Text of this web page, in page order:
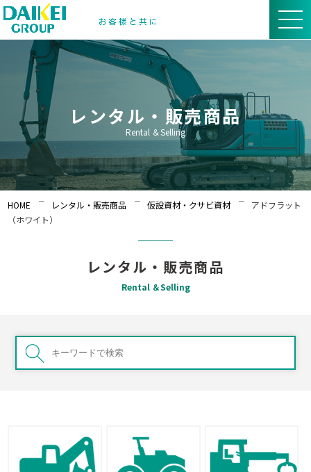
レンタル・販売商品
Rental ＆Selling
HOME レンタル・販売商品 仮設資材・クサビ資材
アドフラット
（ホワイト）
レンタル・販売商品
Rental ＆Selling